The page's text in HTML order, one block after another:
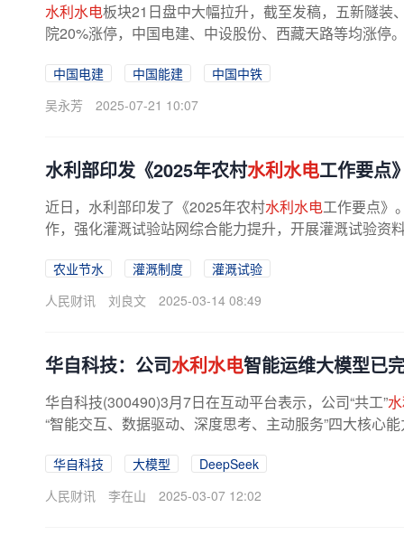
水利水电板块21日盘中大幅拉升，截至发稿，五新隧装
院20%涨停，中国电建、中设股份、西藏天路等均涨停
中国电建 中国能建
中国中铁
吴永芳
2025-07-21 10:07
水利部印发《2025年农村水利水电工作要点
近日，水利部印发了《2025年农村水利水电工作要点》
作，强化灌溉试验站网综合能力提升，开展灌溉试验资
农业节水 灌溉制度
灌溉试验
人民财讯
刘良文 2025-03-14 08:49
华自科技：公司水利水电智能运维大模型已
华自科技(300490)3月7日在互动平台表示，公司“共工”
“智能交互、数据驱动、深度思考、主动服务”四大核心
华自科技 大模型
DeepSeek
人民财讯
李在山 2025-03-07 12:02